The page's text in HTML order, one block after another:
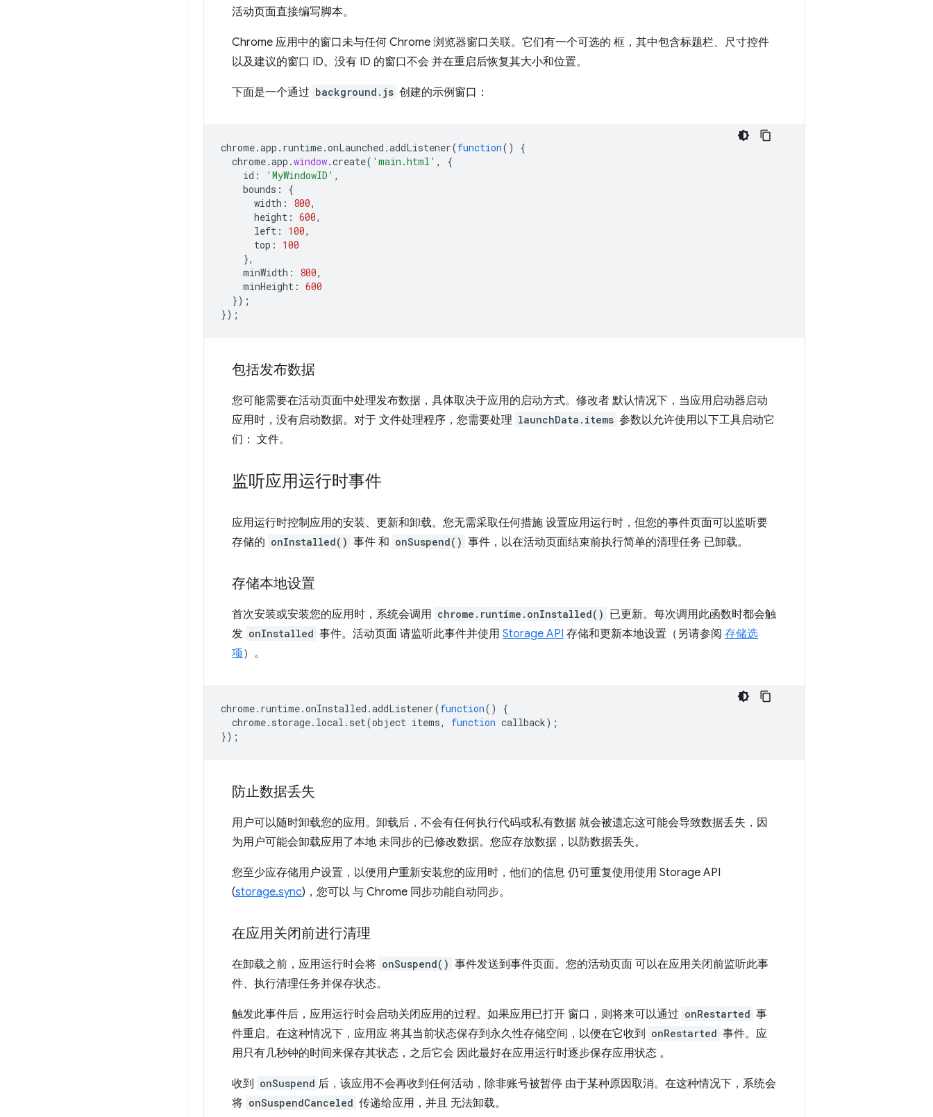
活动页面直接编写脚本。
Chrome 应用中的窗口未与任何 Chrome 浏览器窗口关联。它们有一个可选的 框，其中包含标题栏、尺寸控件
以及建议的窗口 ID。没有 ID 的窗口不会 并在重启后恢复其大小和位置。
下面是一个通过 background.js 创建的示例窗口：
chrome.app . runtime.onLaunched .addListener(function()
{
chrome.app .window.create( 'main.html' ,
{
id : 'MyWindowID' ,
bounds :
{
width : 800,
height : 600,
left : 100,
top :
100
},
minWidth : 800,
minHeight : 600
});
});
包括发布数据
您可能需要在活动页面中处理发布数据，具体取决于应用的启动方式。修改者 默认情况下，当应用启动器启动
应用时，没有启动数据。对于 文件处理程序，您需要处理 launchData.items 参数以允许使用以下工具启动它
们： 文件。
监听应用运行时事件
应用运行时控制应用的安装、更新和卸载。您无需采取任何措施 设置应用运行时，但您的事件页面可以监听要
存储的 onInstalled() 事件 和 onSuspend() 事件，以在活动页面结束前执行简单的清理任务 已卸载。
存储本地设置
首次安装或安装您的应用时，系统会调用 chrome.runtime.onInstalled() 已更新。每次调用此函数时都会触
发 onInstalled 事件。活动页面 请监听此事件并使用 Storage API 存储和更新本地设置（另请参阅 存储选
项）。
chrome. runtime.onInstalled .addListener(function()
{
chrome. storage. local . set(object items, function callback);
});
防止数据丢失
用户可以随时卸载您的应用。卸载后，不会有任何执行代码或私有数据 就会被遗忘这可能会导致数据丢失，因
为用户可能会卸载应用了本地 未同步的已修改数据。您应存放数据，以防数据丢失。
您至少应存储用户设置，以便用户重新安装您的应用时，他们的信息 仍可重复使用使用 Storage API
(storage.sync)，您可以 与 Chrome 同步功能自动同步。
在应用关闭前进行清理
在卸载之前，应用运行时会将 onSuspend() 事件发送到事件页面。您的活动页面 可以在应用关闭前监听此事
件、执行清理任务并保存状态。
触发此事件后，应用运行时会启动关闭应用的过程。如果应用已打开 窗口，则将来可以通过 onRestarted 事
件重启。在这种情况下，应用应 将其当前状态保存到永久性存储空间，以便在它收到 onRestarted 事件。应
用只有几秒钟的时间来保存其状态，之后它会 因此最好在应用运行时逐步保存应用状态 。
收到 onSuspend 后，该应用不会再收到任何活动，除非账号被暂停 由于某种原因取消。在这种情况下，系统会
将 onSuspendCanceled 传递给应用，并且 无法卸载。